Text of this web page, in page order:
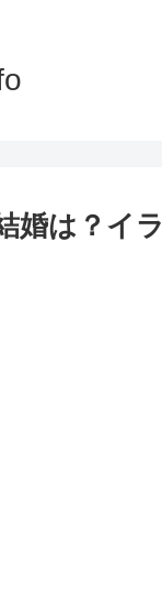
婚は？イラ